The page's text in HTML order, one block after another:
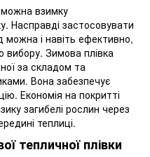
можна взимку
Насправді застосовувати
можна і навіть ефективно,
вибору. Зимова плівка
за складом та
Вона забезпечує
Економія на покритті
загибелі рослин через
теплиці.
тепличної плівки